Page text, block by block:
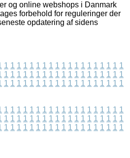
og online webshops i Danmark
forbehold for reguleringer der
opdatering af sidens
1 1 1 1 1 1 1 1 1 1 1 1 1 1 1 1 1 1 1
1 1 1 1 1 1 1 1 1 1 1 1 1 1 1 1 1 1 1
1 1 1 1 1 1 1 1 1 1 1 1 1 1 1 1 1 1 1
1 1 1 1 1 1 1 1 1 1 1 1 1 1 1 1 1 1 1
1 1 1 1 1 1 1 1 1 1 1 1 1 1 1 1 1 1 1
1 1 1 1 1 1 1 1 1 1 1 1 1 1 1 1 1 1 1